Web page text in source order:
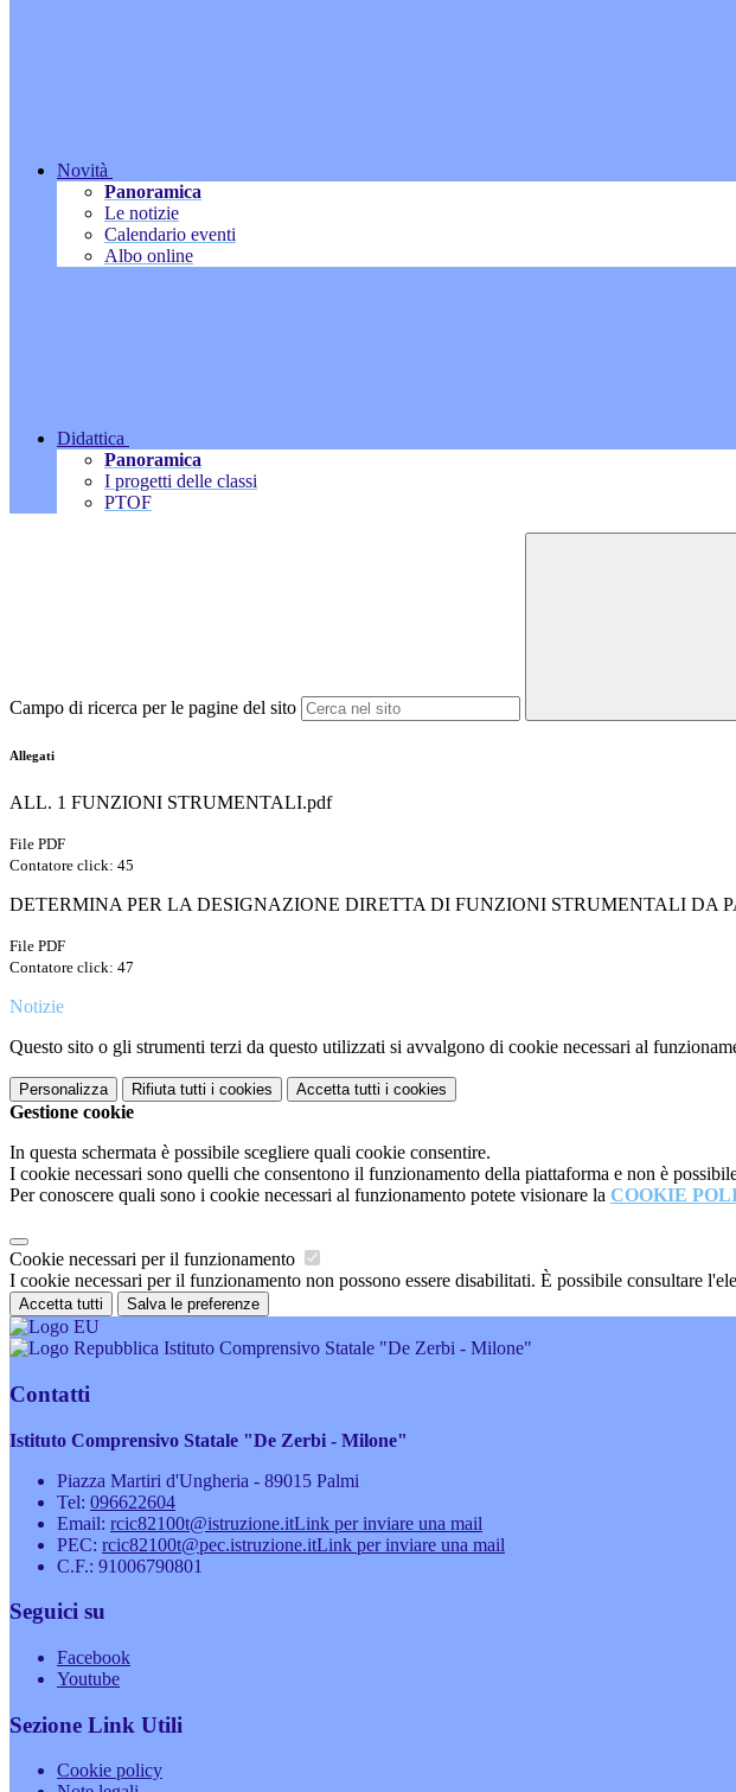
Novità
Panoramica
Le notizie
Calendario eventi
Albo online
Didattica
Panoramica
I progetti delle classi
PTOF
Campo di ricerca per le pagine del sito
Allegati
ALL. 1 FUNZIONI STRUMENTALI.pdf
File PDF
Contatore click: 45
DETERMINA PER LA DESIGNAZIONE DIRETTA DI FUNZIONI STRUMENTALI DA
File PDF
Contatore click: 47
Notizie
Questo sito o gli strumenti terzi da questo utilizzati si avvalgono di cookie necessari al
Personalizza Rifiuta tutti i cookies Accetta tutti i cookies
Gestione cookie
In questa schermata è possibile scegliere quali cookie consentire.
I cookie necessari sono quelli che consentono il funzionamento della piattaforma e non è
Per conoscere quali sono i cookie necessari al funzionamento potete visionare la COOKIE
Cookie necessari per il funzionamento
I cookie necessari per il funzionamento non possono essere disabilitati. È possibile consultare
Accetta tutti Salva le preferenze
Istituto Comprensivo Statale "De Zerbi - Milone"
Contatti
Istituto Comprensivo Statale "De Zerbi - Milone"
Piazza Martiri d'Ungheria - 89015 Palmi
Tel: 096622604
Email: rcic82100t@istruzione.itLink per inviare una mail
PEC: rcic82100t@pec.istruzione.itLink per inviare una mail
C.F.: 91006790801
Seguici su
Facebook
Youtube
Sezione Link Utili
Cookie policy